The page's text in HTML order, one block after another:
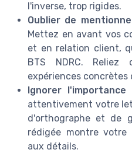
l'inverse, trop rigides.
Oublier de
Mettez en avant vos
et en relation client,
BTS NDRC. Reliez
expériences concrètes
Ignorer
attentivement votre
d'orthographe et de
rédigée montre
aux détails.